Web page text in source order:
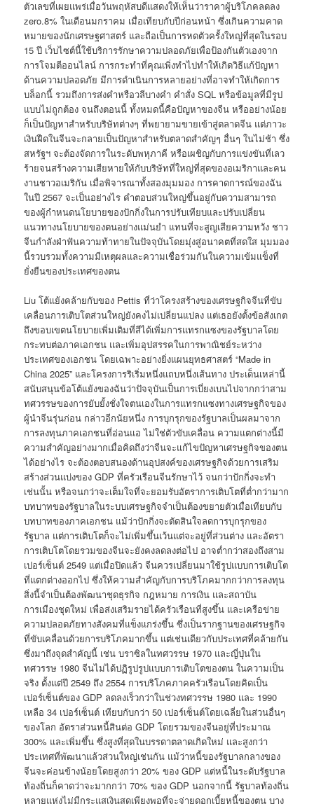
ตัวเลขที่เผยแพร่เมื่อวันพฤหัสบดีแสดงให้เห็นว่าราคาผู้บริโภคลดลง
zero.8% ในเดือนมกราคม เมื่อเทียบกับปีก่อนหน้า ซึ่งเกินความคาด
หมายของนักเศรษฐศาสตร์ และถือเป็นการหดตัวครั้งใหญ่ที่สุดในรอบ
15 ปี เว็บไซต์นี้ใช้บริการรักษาความปลอดภัยเพื่อป้องกันตัวเองจาก
การโจมตีออนไลน์ การกระทำที่คุณเพิ่งทำไปทำให้เกิดวิธีแก้ปัญหา
ด้านความปลอดภัย มีการดำเนินการหลายอย่างที่อาจทำให้เกิดการ
บล็อกนี้ รวมถึงการส่งคำหรือวลีบางคำ คำสั่ง SQL หรือข้อมูลที่มีรูป
แบบไม่ถูกต้อง จนถึงตอนนี้ ทั้งหมดนี้คือปัญหาของจีน หรืออย่างน้อย
ก็เป็นปัญหาสำหรับบริษัทต่างๆ ที่พยายามขายเข้าสู่ตลาดจีน แต่ภาวะ
เงินฝืดในจีนจะกลายเป็นปัญหาสำหรับตลาดสำคัญๆ อื่นๆ ในไม่ช้า ซึ่ง
สหรัฐฯ จะต้องจัดการในระดับพหุภาคี หรือเผชิญกับการแข่งขันที่เลว
ร้ายจนสร้างความเสียหายให้กับบริษัทที่ใหญ่ที่สุดของอเมริกาและคน
งานชาวอเมริกัน เมื่อพิจารณาทั้งสองมุมมอง การคาดการณ์ของฉัน
ในปี 2567 จะเป็นอย่างไร คำตอบส่วนใหญ่ขึ้นอยู่กับความสามารถ
ของผู้กำหนดนโยบายของปักกิ่งในการปรับเทียบและปรับเปลี่ยน
แนวทางนโยบายของตนอย่างแม่นยำ แทนที่จะสูญเสียความหวัง ชาว
จีนกำลังฝ่าฟันความท้าทายในปัจจุบันโดยมุ่งสู่อนาคตที่สดใส มุมมอง
นี้รวบรวมทั้งความมีเหตุผลและความเชื่อร่วมกันในความเข้มแข็งที่
ยั่งยืนของประเทศของตน
Liu โต้แย้งคล้ายกับของ Pettis ที่ว่าโครงสร้างของเศรษฐกิจจีนที่ขับ
เคลื่อนการเติบโตส่วนใหญ่ยังคงไม่เปลี่ยนแปลง แต่เธอยังตั้งข้อสังเกต
ถึงขอบเขตนโยบายเพิ่มเติมที่สีได้เพิ่มการแทรกแซงของรัฐบาลโดย
กระทบต่อภาคเอกชน และเพิ่มอุปสรรคในการพาณิชย์ระหว่าง
ประเทศของเอกชน โดยเฉพาะอย่างยิ่งแผนยุทธศาสตร์ “Made in
China 2025” และโครงการริเริ่มหนึ่งแถบหนึ่งเส้นทาง ประเด็นเหล่านี้
สนับสนุนข้อโต้แย้งของฉันว่าปัจจุบันเป็นการเบี่ยงเบนไปจากกว่าสาม
ทศวรรษของการยับยั้งชั่งใจตนเองในการแทรกแซงทางเศรษฐกิจของ
ผู้นำจีนรุ่นก่อน กล่าวอีกนัยหนึ่ง การบุกรุกของรัฐบาลเป็นผลมาจาก
การลงทุนภาคเอกชนที่อ่อนแอ ไม่ใช่ตัวขับเคลื่อน ความแตกต่างนี้มี
ความสำคัญอย่างมากเมื่อคิดถึงว่าจีนจะแก้ไขปัญหาเศรษฐกิจของตน
ได้อย่างไร จะต้องตอบสนองด้านอุปสงค์ของเศรษฐกิจด้วยการเสริม
สร้างส่วนแบ่งของ GDP ที่ครัวเรือนจีนรักษาไว้ จนกว่าปักกิ่งจะทำ
เช่นนั้น หรือจนกว่าจะเต็มใจที่จะยอมรับอัตราการเติบโตที่ต่ำกว่ามาก
บทบาทของรัฐบาลในระบบเศรษฐกิจจำเป็นต้องขยายตัวเมื่อเทียบกับ
บทบาทของภาคเอกชน แม้ว่าปักกิ่งจะตัดสินใจลดการบุกรุกของ
รัฐบาล แต่การเติบโตก็จะไม่เพิ่มขึ้นเว้นแต่จะอยู่ที่ส่วนต่าง และอัตรา
การเติบโตโดยรวมของจีนจะยังคงลดลงต่อไป อาจต่ำกว่าสองถึงสาม
เปอร์เซ็นต์ 2549 แต่เมื่อปิดแล้ว จีนควรเปลี่ยนมาใช้รูปแบบการเติบโต
ที่แตกต่างออกไป ซึ่งให้ความสำคัญกับการบริโภคมากกว่าการลงทุน
สิ่งนี้จำเป็นต้องพัฒนาชุดธุรกิจ กฎหมาย การเงิน และสถาบัน
การเมืองชุดใหม่ เพื่อส่งเสริมรายได้ครัวเรือนที่สูงขึ้น และเครือข่าย
ความปลอดภัยทางสังคมที่แข็งแกร่งขึ้น ซึ่งเป็นรากฐานของเศรษฐกิจ
ที่ขับเคลื่อนด้วยการบริโภคมากขึ้น แต่เช่นเดียวกับประเทศที่คล้ายกัน
ซึ่งมาถึงจุดสำคัญนี้ เช่น บราซิลในทศวรรษ 1970 และญี่ปุ่นใน
ทศวรรษ 1980 จีนไม่ได้ปฏิรูปรูปแบบการเติบโตของตน ในความเป็น
จริง ตั้งแต่ปี 2549 ถึง 2554 การบริโภคภาคครัวเรือนโดยคิดเป็น
เปอร์เซ็นต์ของ GDP ลดลงเร็วกว่าในช่วงทศวรรษ 1980 และ 1990
เหลือ 34 เปอร์เซ็นต์ เทียบกับกว่า 50 เปอร์เซ็นต์โดยเฉลี่ยในส่วนอื่นๆ
ของโลก อัตราส่วนหนี้สินต่อ GDP โดยรวมของจีนอยู่ที่ประมาณ
300% และเพิ่มขึ้น ซึ่งสูงที่สุดในบรรดาตลาดเกิดใหม่ และสูงกว่า
ประเทศที่พัฒนาแล้วส่วนใหญ่เช่นกัน แม้ว่าหนี้ของรัฐบาลกลางของ
จีนจะค่อนข้างน้อยโดยสูงกว่า 20% ของ GDP แต่หนี้ในระดับรัฐบาล
ท้องถิ่นก็คาดว่าจะมากกว่า 70% ของ GDP นอกจากนี้ รัฐบาลท้องถิ่น
หลายแห่งไม่มีกระแสเงินสดเพียงพอที่จะจ่ายดอกเบี้ยหนี้ของตน บาง